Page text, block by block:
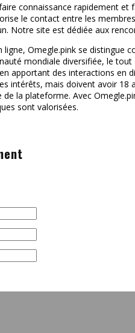
connaissance rapidement
le contact entre les
Notre site est dédiée aux
ligne, Omegle.pink se
mondiale diversifiée, le
apportant des interactions en
intérêts, mais doivent avoir 18
la plateforme. Avec
sont valorisées.